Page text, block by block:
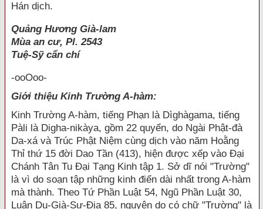
Hán dịch.
Quảng Hương Già-lam
Mùa an cư, Pl. 2543
Tuệ-Sỹ cẩn chí
-ooOoo-
Giới thiệu Kinh Trường A-hàm:
Kinh Trường A-hàm, tiếng Phạn là Dìghàgama, tiếng
Pàli là Digha-nikàya, gồm 22 quyển, do Ngài Phật-đà
Da-xá và Trúc Phật Niệm cùng dịch vào năm Hoằng
Thỉ thứ 15 đời Dao Tần (413), hiện được xếp vào Đại
Chánh Tân Tu Đại Tạng Kinh tập 1. Sở dĩ nói "Trường"
là vì do soạn tập những kinh điển dài nhất trong A-hàm
mà thành. Theo Tứ Phần Luật 54, Ngũ Phần Luật 30,
Luận Du-Già-Sư-Địa 85, nguyên do có chữ "Trường" là